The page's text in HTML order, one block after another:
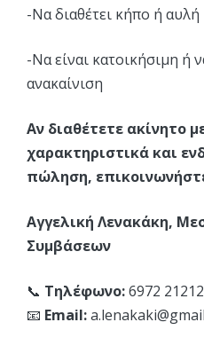
-Να διαθέτει κήπο ή αυλή
-Να είναι κατοικήσιμη ή
ανακαίνιση
Αν διαθέτετε ακίνητο
χαρακτηριστικά και
πώληση,
Αγγελική Λενακάκη,
Συμβάσεων
📞 Τηλέφωνο:6972
📧 Email: